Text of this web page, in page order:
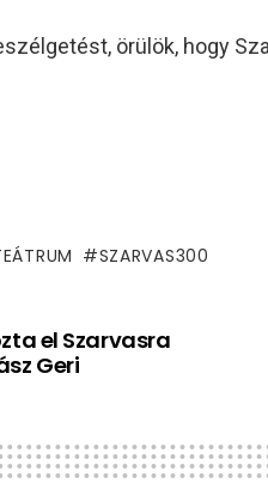
örülök, hogy
SZARVAS300
el Szarvasra
Geri